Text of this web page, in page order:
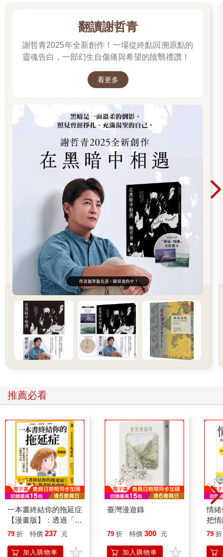
基》的主角高尚多了。一九七五年，和溫克勒與查托夫見面不久
前，史特龍在俄亥俄州見證了世界重量級拳王穆罕默德阿里與查
克．韋普納（Chuck Wepner）的傳奇之戰。自信滿滿的阿里贏得
比賽後，觀眾高呼他的名字，但史特龍卻深深著迷於韋普納這個
練；他在這場大賽中堅持到最後，打到第十五回合。
何，他永遠都是抬頭挺胸。」史特龍把韋普納的頑強和決心寫進
洛基的角色中。這位劇作家也寫入自己的痛苦。他和妻子莎夏住
在洛杉磯，經濟狀況並沒有改善，銀行裡只有一百零六美元。他
苦笑地說，他們養的獒犬巴特克斯只能吃自己身上的跳蚤。因
此，至少在紙張上，他能為洛基精心安排現實中得不到的機會。
這位費城拳擊手將會接受訓練，與世界冠軍阿波羅．克里德一決
高下，就像韋普納一樣，打到第十五回合。
溫克勒和查托夫一表現出興趣，史特龍就拿出他亂七八糟的創作
大綱，熬夜寫了三天半，而莎夏則幫他打字成稿。兩年後，他回
憶道：「我們看著日出日落，我們站著吃飯，而她則會在打字機
前打自己巴掌以保持清醒。」故事情節逐漸明亮起來，配角不再
那麼卑鄙，洛基本人雖不聰明、但個性正直，他和女友雅德莉安
的戀情毫不做作。兩位製片被這個故事深深吸引，最重要的是，
拍這部電影不花什麼成本。
與溫克勒公司合作的製片公司聯藝則沒那麼熱情。「他們直接拒
絕了，」溫克勒說：「他們說，沒有人要看拳擊電影。他是醜小
鴨，她也是醜小鴨，還有一個瘋狂的大舅子保利。拳王幹嘛給他
挑戰的機會？女人不會去看拳擊電影。他們說了一堆。製片公司
不想配合的時候就會那樣。」
還有另一個問題。史特龍堅持，除了當編劇，他也要當主角。畢
竟，誰能比他更懂這個蹩腳的費城拳擊手？但是聯藝想要一個能
眼角下垂的無名小卒。為了要他放棄演出，電影公司開給史特龍
一百萬美元的稿酬，但他一概拒絕。後來，兩位製片想出一個解
決辦法，乾脆拿這微不足道的一百萬美元作為整部電影的製作
費，並自己掏腰包支付超出的部分，而依照合約規定，聯藝無權
阻止他們。「在那個節骨眼，」溫克勒承認：「我們是為了洩憤
才拍那部電影。」
儘管片酬只有兩萬三千美元，欣喜若狂的史特龍開始健身，早上
四點起床，整天待在健身房揍沙袋，直到指關節流血、大拇指後
彎，好在鏡頭前看起來像是合格的選手。然後在一九七五年十二
月三日，他、莎夏、他們的狗（他一度窮到被迫賣掉狗，又設法
買回來）搭上火車，從洛杉磯到費城開始拍攝。
翻讀謝哲青
謝哲青2025年全新創作！一場從終點回溯原點的
靈魂告白，一部幻生自傷痛與希望的陰翳禮讚！
看更多
推薦必看
一本書終結你的拖延症
【漫畫版】：透過「小
行動」打開大腦的行動
「行動派」的37個科
79 折 特價 237 元
加入購物車
臺灣漫遊錄
79 折 特價 300 元
加入購物車
情
把
誰
79 折